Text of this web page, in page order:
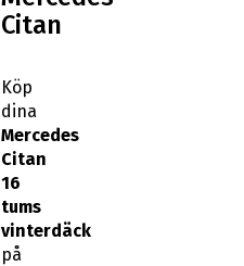
Citan
Köp
dina
Mercedes
Citan
16
tums
vinterdäck
på